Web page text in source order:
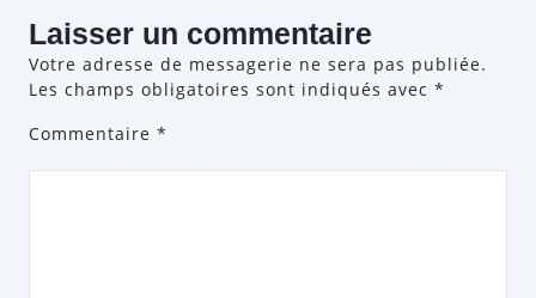
Laisser un commentaire
Votre adresse de messagerie ne sera pas publiée.
Les champs obligatoires sont indiqués avec *
Commentaire *